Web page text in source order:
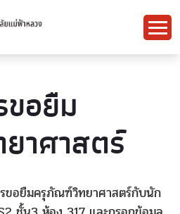
อยืม
าศาสตร์
ขอยืมครุภัณฑ์วิทยาศาสตร์กับนัก